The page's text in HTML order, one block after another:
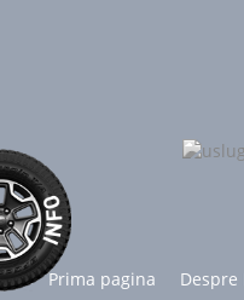
Prima pagina Despre